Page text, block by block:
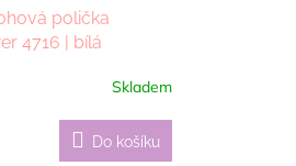
polička
4716 | bílá
Skladem
Do košíku